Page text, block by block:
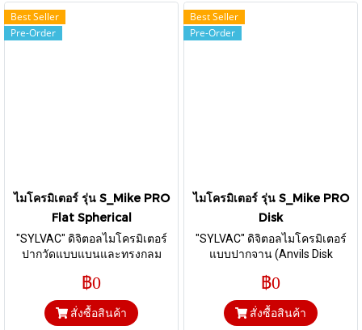
Best Seller
Pre-Order
ไมโครมิเตอร์ รุ่น S_Mike PRO
Flat Spherical
"SYLVAC" ดิจิตอลไมโครมิเตอร์
ปากวัดแบบแบนและทรงกลม
Ø 7 mm) I ส่งข้อมูลผ่านสาย
Proximity
฿0
สั่งซื้อสินค้า
Best Seller
Pre-Order
ไมโครมิเตอร์ รุ่น S_Mike PRO
Disk
"SYLVAC" ดิจิตอลไมโครมิเตอร์
แบบปากจาน (Anvils Disk
Proximity
฿0
สั่งซื้อสินค้า